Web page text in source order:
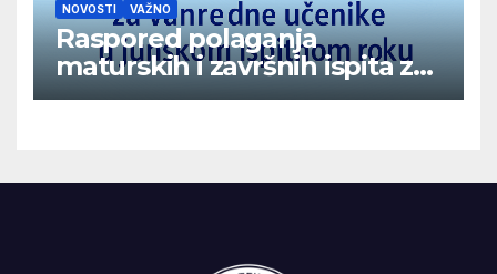
NOVOSTI VAŽNO
Raspored polaganja
maturskih i završnih ispita za
vanredne učenike u junskom